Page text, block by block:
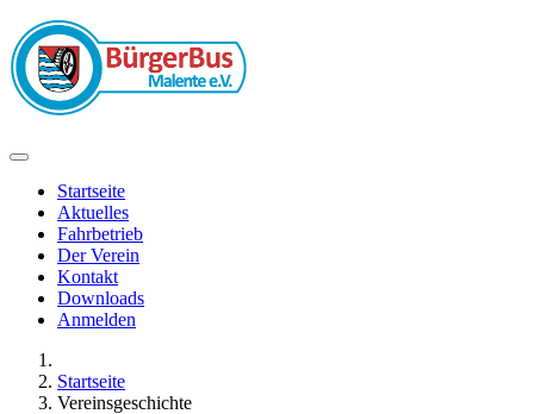
Startseite
Aktuelles
Fahrbetrieb
Der Verein
Kontakt
Downloads
Anmelden
Startseite
Vereinsgeschichte